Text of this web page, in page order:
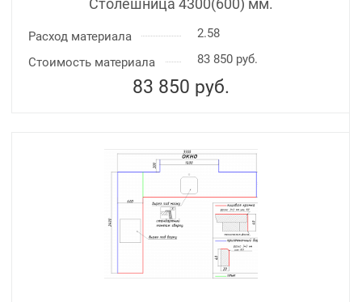
Столешница 4300(600) мм.
Расход материала
2.58
Стоимость материала
83 850 руб.
83 850 руб.